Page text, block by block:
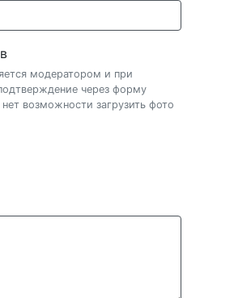
модератором и при
через форму
возможности загрузить фото